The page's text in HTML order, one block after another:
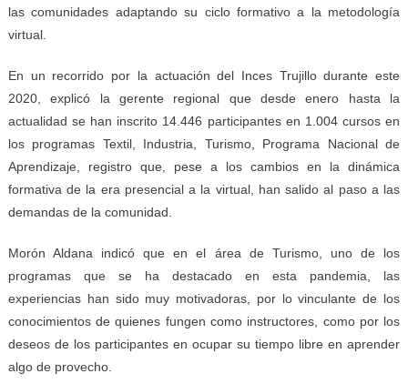
las comunidades adaptando su ciclo formativo a la metodología
virtual.
En un recorrido por la actuación del Inces Trujillo durante este
2020, explicó la gerente regional que desde enero hasta la
actualidad se han inscrito 14.446 participantes en 1.004 cursos en
los programas Textil, Industria, Turismo, Programa Nacional de
Aprendizaje, registro que, pese a los cambios en la dinámica
formativa de la era presencial a la virtual, han salido al paso a las
demandas de la comunidad.
Morón Aldana indicó que en el área de Turismo, uno de los
programas que se ha destacado en esta pandemia, las
experiencias han sido muy motivadoras, por lo vinculante de los
conocimientos de quienes fungen como instructores, como por los
deseos de los participantes en ocupar su tiempo libre en aprender
algo de provecho.